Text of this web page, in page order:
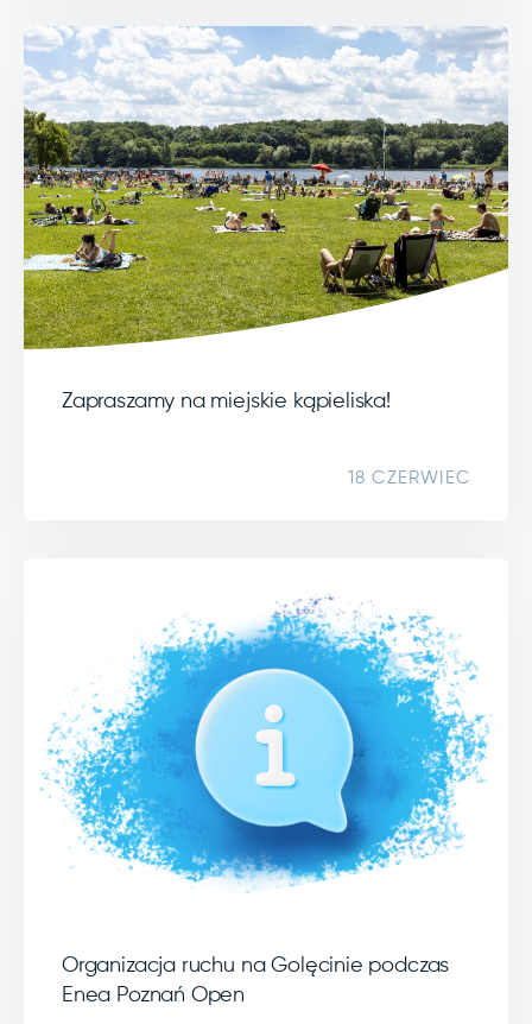
Zapraszamy na miejskie kąpieliska!
18 CZERWIEC
Organizacja ruchu na Golęcinie podczas
Enea Poznań Open